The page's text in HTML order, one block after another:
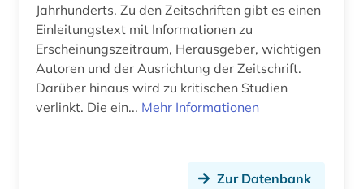
fotograf (1)
fotografie (15)
fotografieren (2)
fotozeitschrift (1)
französische revolution (1)
Jahrhunderts. Zu den Zeitschriften gibt es einen
Einleitungstext mit Informationen zu
Erscheinungszeitraum, Herausgeber, wichtigen
Autoren und der Ausrichtung der Zeitschrift.
Darüber hinaus wird zu kritischen Studien
verlinkt. Die ein... Mehr Informationen
Zur Datenbank